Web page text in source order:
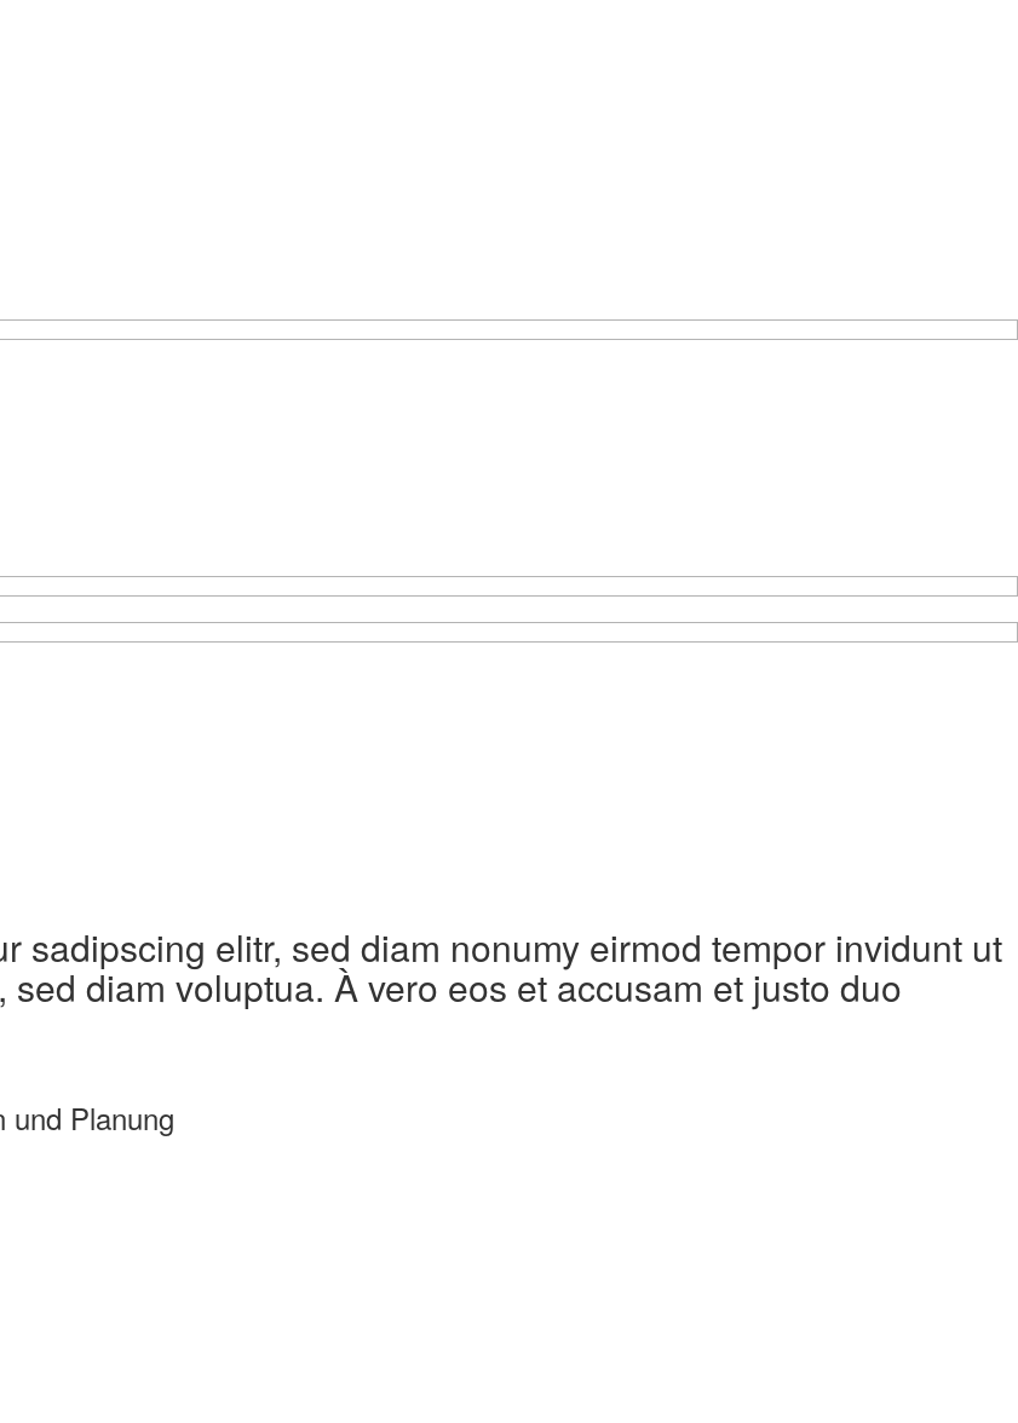
sadipscing elitr, sed diam nonumy eirmod tempor invidunt ut
diam voluptua. À vero eos et accusam et justo duo
und Planung